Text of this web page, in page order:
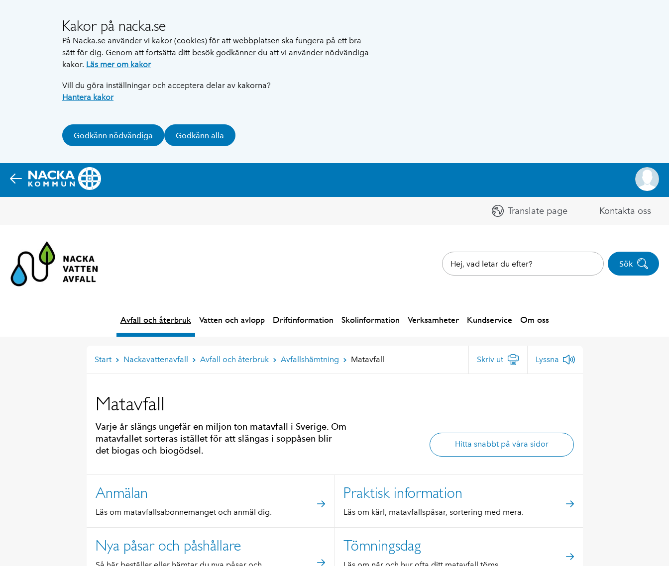
Kakor på nacka.se
På Nacka.se använder vi kakor (cookies) för att webbplatsen ska fungera på ett bra
sätt för dig. Genom att fortsätta ditt besök godkänner du att vi använder nödvändiga
kakor. Läs mer om kakor
Vill du göra inställningar och acceptera delar av kakorna?
Hantera kakor
Godkänn nödvändiga Godkänn alla
Translate page Kontakta oss
Sök
Avfall och återbruk Vatten och avlopp Driftinformation Skolinformation Verksamheter Kundservice Om oss
Start Nackavattenavfall Avfall och återbruk Avfallshämtning Matavfall Skriv ut Lyssna
Matavfall
Varje år slängs ungefär en miljon ton matavfall i Sverige. Om
matavfallet sorteras istället för att slängas i soppåsen blir
det biogas och biogödsel.
Hitta snabbt på våra sidor
Anmälan
Läs om matavfallsabonnemanget och anmäl dig.
Praktisk information
Läs om kärl, matavfallspåsar, sortering med mera.
Nya påsar och påshållare Tömningsdag